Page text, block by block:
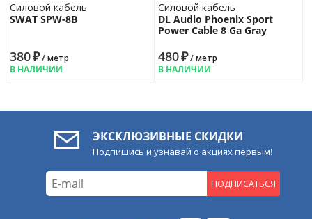
Силовой кабель
SWAT SPW-8B
380₽/ метр
В НАЛИЧИИ
Силовой кабель
DL Audio Phoenix Sport
Power Cable 8 Ga Gray
480₽/ метр
В НАЛИЧИИ
ЭКСКЛЮЗИВНЫЕ СКИДКИ
Подпишись и узнавай о акциях первым!
ПОДПИСАТЬСЯ